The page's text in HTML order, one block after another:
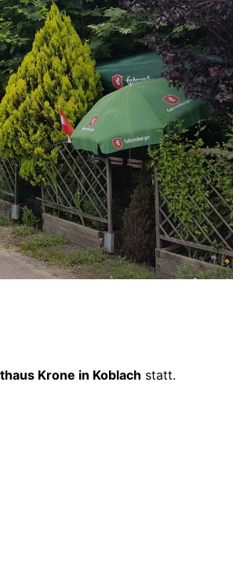
Krone in Koblach statt.